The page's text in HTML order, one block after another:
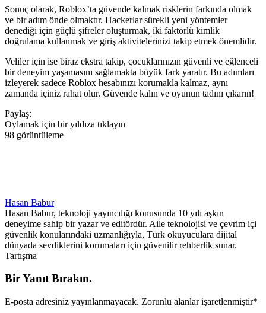
Sonuç olarak, Roblox’ta güvende kalmak risklerin farkında olmak
ve bir adım önde olmaktır. Hackerlar sürekli yeni yöntemler
denediği için güçlü şifreler oluşturmak, iki faktörlü kimlik
doğrulama kullanmak ve giriş aktivitelerinizi takip etmek önemlidir.
Veliler için ise biraz ekstra takip, çocuklarınızın güvenli ve eğlenceli
bir deneyim yaşamasını sağlamakta büyük fark yaratır. Bu adımları
izleyerek sadece Roblox hesabınızı korumakla kalmaz, aynı
zamanda içiniz rahat olur. Güvende kalın ve oyunun tadını çıkarın!
Paylaş:
Oylamak için bir yıldıza tıklayın
98 görüntüleme
Hasan Babur
Hasan Babur, teknoloji yayıncılığı konusunda 10 yılı aşkın
deneyime sahip bir yazar ve editördür. Aile teknolojisi ve çevrim içi
güvenlik konularındaki uzmanlığıyla, Türk okuyuculara dijital
dünyada sevdiklerini korumaları için güvenilir rehberlik sunar.
Tartışma
Bir Yanıt Bırakın.
E-posta adresiniz yayınlanmayacak. Zorunlu alanlar işaretlenmiştir*